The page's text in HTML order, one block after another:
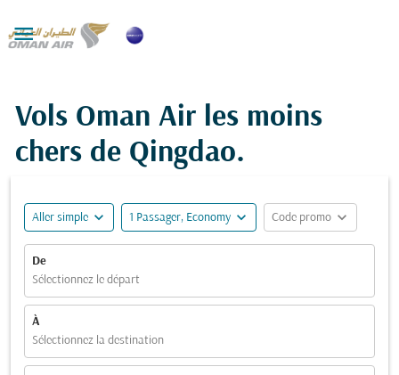

Vols Oman Air les moins
chers de Qingdao.
Aller simple expand_more 1 Passager, Economy expand_more Code promo expand_more
De
Sélectionnez le départ
À
Sélectionnez la destination